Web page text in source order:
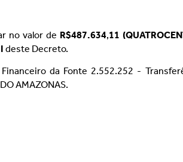
no valor de R$487.634,11
I deste Decreto.
da Fonte 2.552.252 -
AMAZONAS.